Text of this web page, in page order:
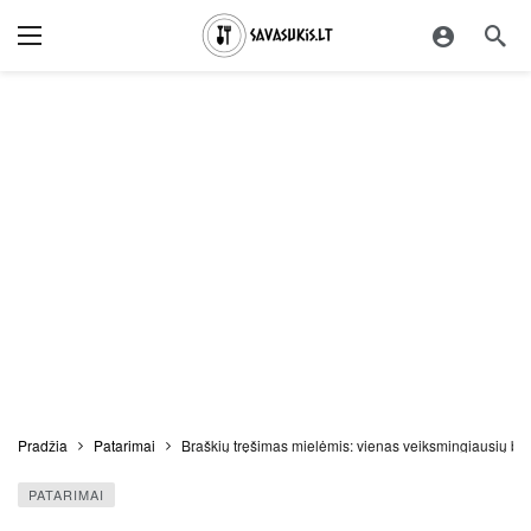
Pradžia Patarimai Braškių tręšimas mielėmis: vienas veiksmingiausių
PATARIMAI